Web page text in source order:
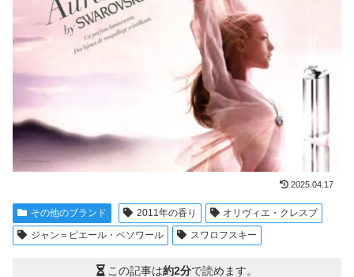
2025.04.17
その他のブランド 2011年の香り
オリヴィエ・クレスプ
ジャン＝ピエール・ベソワール
スワロフスキー
この記事は約2分で読めます。